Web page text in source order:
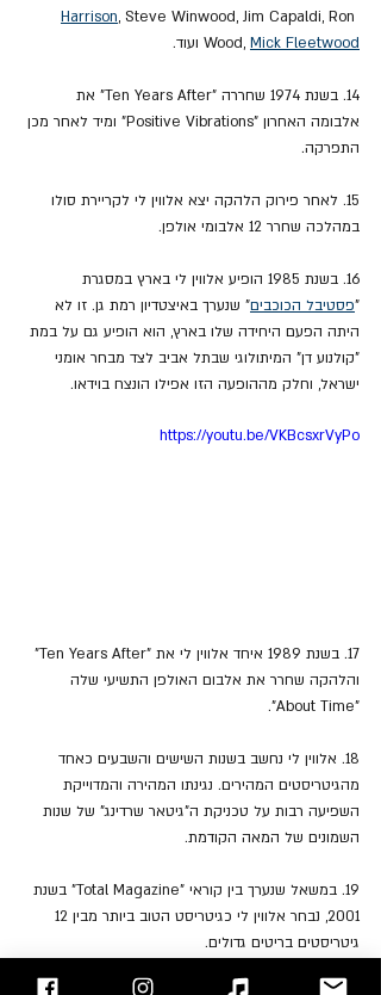
Harrison, Steve Winwood, Jim Capaldi, Ron
Wood, Mick Fleetwood ועוד.
14. בשנת 1974 שחררה "Ten Years After" את
אלבומה האחרון "Positive Vibrations" ומיד לאחר מכן
התפרקה.
15. לאחר פירוק הלהקה יצא אלווין לי לקריירת סולו
במהלכה שחרר 12 אלבומי אולפן.
16. בשנת 1985 הופיע אלווין לי בארץ במסגרת
"פסטיבל הכוכבים" שנערך באיצטדיון רמת גן. זו לא
היתה הפעם היחידה שלו בארץ, הוא הופיע גם על במת
"קולנוע דן" המיתולוגי שבתל אביב לצד מבחר אומני
ישראל, וחלק מההופעה הזו אפילו הונצח בוידאו.
https://youtu.be/VKBcsxrVyPo
17. בשנת 1989 איחד אלווין לי את "Ten Years After"
והלהקה שחרר את אלבום האולפן התשיעי שלה
"About Time".
18. אלווין לי נחשב בשנות השישים והשבעים כאחד
מהגיטריסטים המהירים. נגינתו המהירה והמדוייקת
השפיעה רבות על טכניקת ה"גיטאר שרדינג" של שנות
השמונים של המאה הקודמת.
19. במשאל שנערך בין קוראי "Total Magazine" בשנת
גיטריסטים בריטים גדולים.